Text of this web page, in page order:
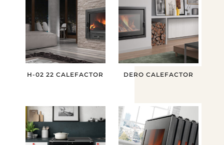
H-02 22 CALEFACTOR DERO CALEFACTOR